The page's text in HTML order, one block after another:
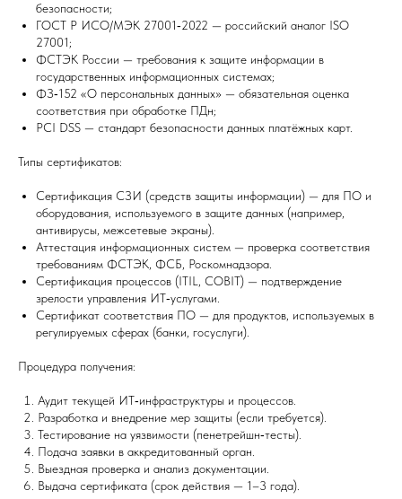
безопасности;
ГОСТ Р ИСО/МЭК 27001‑2022 — российский аналог ISO
27001;
ФСТЭК России — требования к защите информации в
государственных информационных системах;
ФЗ‑152 «О персональных данных» — обязательная оценка
соответствия при обработке ПДн;
PCI DSS — стандарт безопасности данных платёжных карт.
Типы сертификатов:
Сертификация СЗИ (средств защиты информации) — для ПО и
оборудования, используемого в защите данных (например,
антивирусы, межсетевые экраны).
Аттестация информационных систем — проверка соответствия
требованиям ФСТЭК, ФСБ, Роскомнадзора.
Сертификация процессов (ITIL, COBIT) — подтверждение
зрелости управления ИТ‑услугами.
Сертификат соответствия ПО — для продуктов, используемых в
регулируемых сферах (банки, госуслуги).
Процедура получения:
Аудит текущей ИТ‑инфраструктуры и процессов.
Разработка и внедрение мер защиты (если требуется).
Тестирование на уязвимости (пенетрейшн‑тесты).
Подача заявки в аккредитованный орган.
Выездная проверка и анализ документации.
Выдача сертификата (срок действия — 1–3 года).